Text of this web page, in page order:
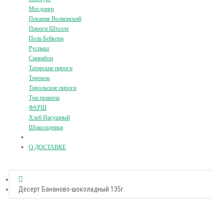
Мосдонер
Пекарня Волконский
Пироги Штолле
Поль Бейкери
Руспыш
Синнабон
Татарские пироги
Теремок
Тирольские пироги
Три правила
ФАРШ
Хлеб Насущный
Шоколадница
О ДОСТАВКЕ
Десерт Бананово-шоколадный 135г